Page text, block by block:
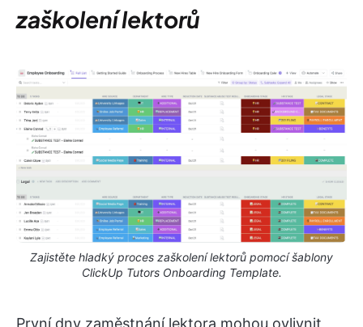
zaškolení lektorů
Zajistěte hladký proces zaškolení lektorů pomocí šablony
ClickUp Tutors Onboarding Template.
První dny zaměstnání lektora mohou ovlivnit